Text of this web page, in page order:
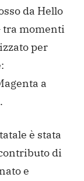
da Hello
tra momenti
per
a
è stata
di
e